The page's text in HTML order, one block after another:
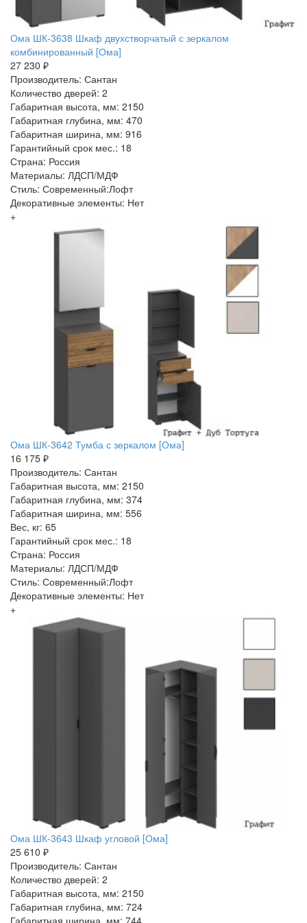
Ома ШК-3638 Шкаф двухстворчатый с зеркалом
комбинированный [Ома]
27 230 ₽
Производитель: Сантан
Количество дверей: 2
Габаритная высота, мм: 2150
Габаритная глубина, мм: 470
Габаритная ширина, мм: 916
Гарантийный срок мес.: 18
Страна: Россия
Материалы: ЛДСП/МДФ
Стиль: Современный:Лофт
Декоративные элементы: Нет
+
Ома ШК-3642 Тумба с зеркалом [Ома]
16 175 ₽
Производитель: Сантан
Габаритная высота, мм: 2150
Габаритная глубина, мм: 374
Габаритная ширина, мм: 556
Вес, кг: 65
Гарантийный срок мес.: 18
Страна: Россия
Материалы: ЛДСП/МДФ
Стиль: Современный:Лофт
Декоративные элементы: Нет
+
Ома ШК-3643 Шкаф угловой [Ома]
25 610 ₽
Производитель: Сантан
Количество дверей: 2
Габаритная высота, мм: 2150
Габаритная глубина, мм: 724
Габаритная ширина, мм: 744